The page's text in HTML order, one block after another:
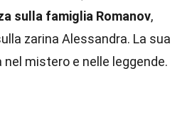
sulla famiglia Romanov,
zarina Alessandra. La sua
mistero e nelle leggende.